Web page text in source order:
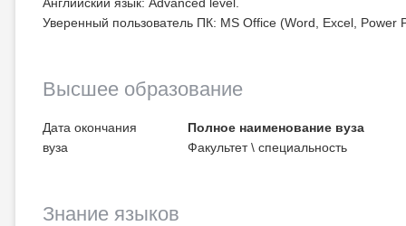
Уверенный пользователь ПК: MS Office (Word, Excel, Power
Высшее образование
Дата окончания
вуза
Полное наименование вуза
Факультет \ специальность
Знание языков